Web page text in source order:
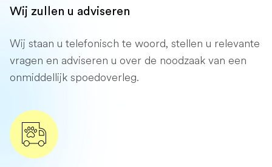
Wij zullen u adviseren
Wij staan ​​u telefonisch te woord, stellen u relevante
vragen en adviseren u over de noodzaak van een
onmiddellijk spoedoverleg.